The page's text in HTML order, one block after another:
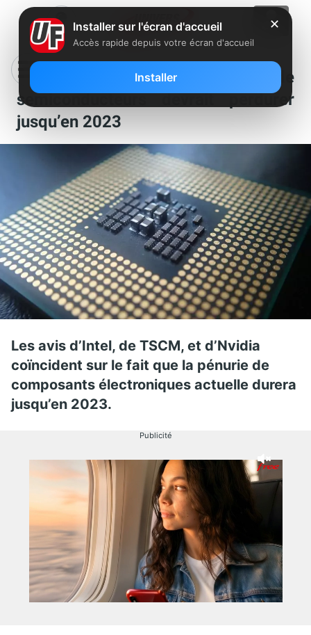
La pénurie actuelle de
semiconducteurs devrait perdurer
jusqu’en 2023
Les avis d’Intel, de TSCM, et d’Nvidia
coïncident sur le fait que la pénurie de
composants électroniques actuelle durera
jusqu’en 2023.
Publicité
✕
Installer sur l'écran d'accueil
Accès rapide depuis votre écran d'accueil
Installer